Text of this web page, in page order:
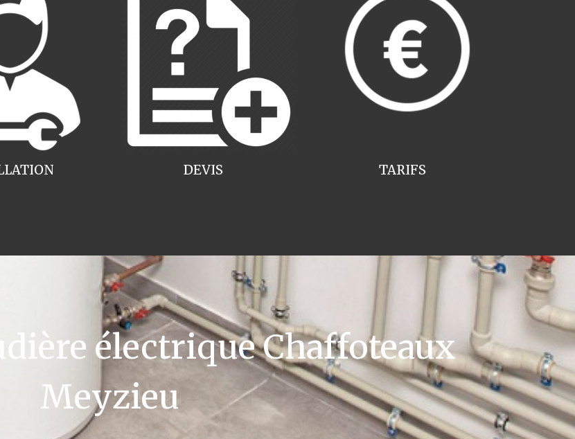
TARIFS
DEVIS
électrique Chaffoteaux
Meyzieu